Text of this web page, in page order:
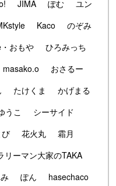
JIMA ぽむ
ユン
Kaco
のぞみ
おもや
ひろみっち
masako.o
おさるー
たけくま
かげまる
うこ
シーサイド
花火丸
霜月
リーマン大家のTAKA
ぽん
hasechaco